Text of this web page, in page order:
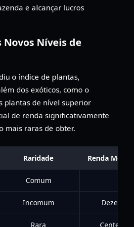
e alcançar lucros
Níveis de
o índice de plantas,
dos exóticos, como o
plantas de nível superior
de renda significativamente
mais raras de obter.
Raridade Renda
Comum
Incomum Dezenas
Rara Centenas